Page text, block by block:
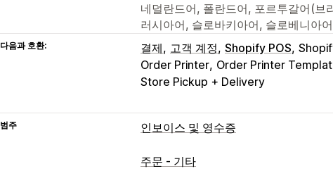
네덜란드어, 폴란드어, 포르투갈어(
러시아어, 슬로바키아어, 슬로베니아
다음과 호환: 결제 고객 계정 Shopify POS
Order Printer Order Printer
Store Pickup + Delivery
범주 인보이스 및 영수증
문서 유형
주문 - 기타